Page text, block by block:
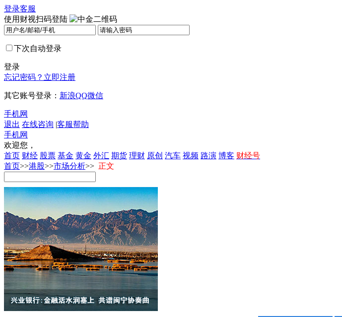
登录客服
使用财视扫码登陆
下次自动登录
登录
忘记密码？ 立即注册
其它账号登录： 新浪QQ微信
手机网
退出 在线咨询 |客服帮助
手机网
欢迎您，
首页 财经 股票 基金 黄金 外汇 期货 理财 原创 汽车 视频 路演 博客 财经号
首页>>港股>>市场分析>> 正文